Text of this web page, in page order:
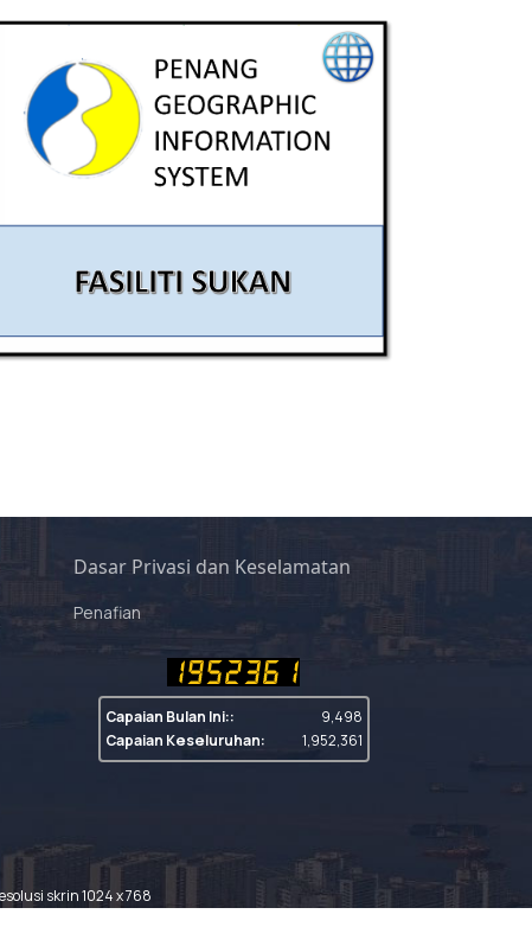
Dasar Privasi dan Keselamatan
Penafian
Capaian Bulan Ini::
9,498
Capaian Keseluruhan:
1,952,361
skrin 1024 x 768